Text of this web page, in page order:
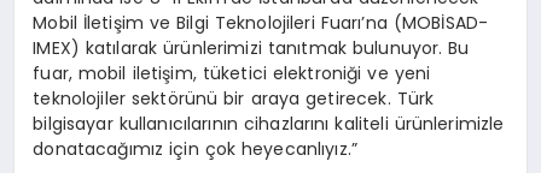
Mobil İletişim ve Bilgi Teknolojileri Fuarı’na (MOBİSAD-
IMEX) katılarak ürünlerimizi tanıtmak bulunuyor. Bu
fuar, mobil iletişim, tüketici elektroniği ve yeni
teknolojiler sektörünü bir araya getirecek. Türk
bilgisayar kullanıcılarının cihazlarını kaliteli ürünlerimizle
donatacağımız için çok heyecanlıyız.”